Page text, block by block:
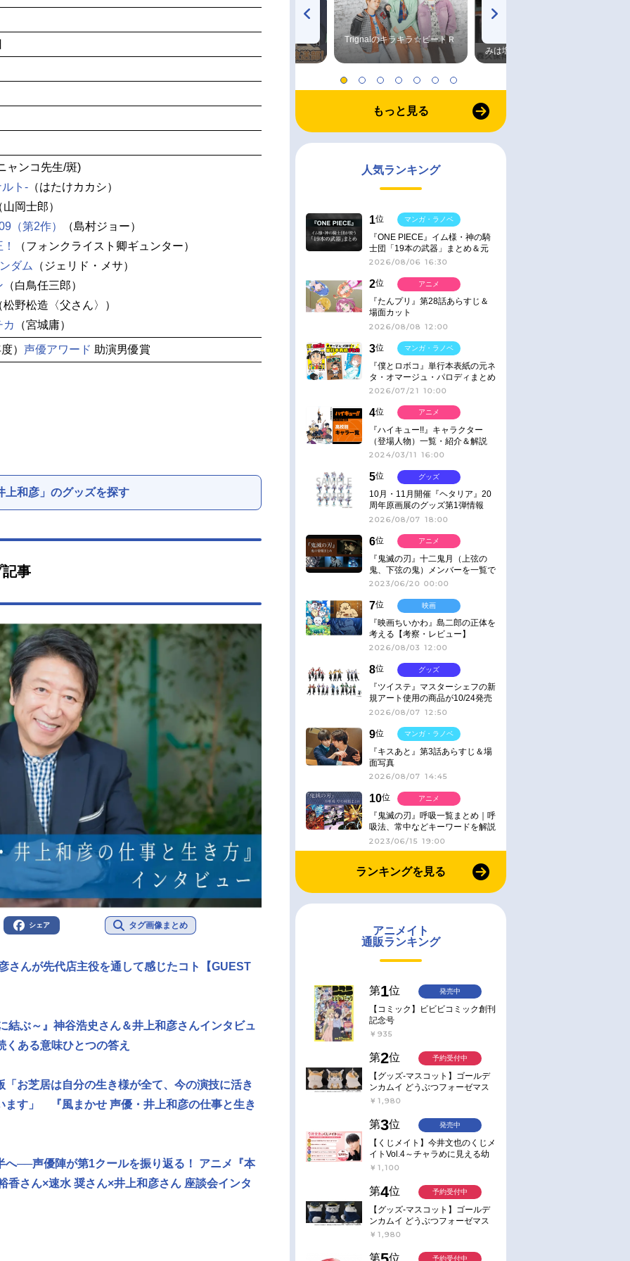
ャンコ先生/斑)
ト- （はたけカカシ）
山岡士郎）
（第2作）
（島村ジョー）
（フォンクライスト卿ギュンター）
ダム
（ジェリド・メサ）
（白鳥任三郎）
松野松造〈父さん〉）
カ
（宮城庸）
） 声優アワード 助演男優賞
上和彦」のグッズを探す
事
シェア タグ画像まとめ
さんが先代店主役を通して感じたコト【GUEST
結ぶ～』神谷浩史さん＆井上和彦さんインタビュ
ある意味ひとつの答え
お芝居は自分の生き様が全て、今の演技に活き
ます」 『風まかせ 声優・井上和彦の仕事と生き
へ──声優陣が第1クールを振り返る！ アニメ『本
香さん×速水 奨さん×井上和彦さん 座談会インタ
Trignalのキラキラ☆ビートＲ
みは塩だけ
もっと見る
人気ランキング
1位
『ONE PIECE』イム様・神の騎
士団「19本の武器」まとめ＆元
ネタ
2026/08/06 16:30
マンガ・ラノベ
2位
『たんプリ』第28話あらすじ＆
場面カット
2026/08/08 12:00
アニメ
3位
『僕とロボコ』単行本表紙の元ネ
タ・オマージュ・パロディまとめ
2026/07/21 10:00
マンガ・ラノベ
4位
『ハイキュー!!』キャラクター
（登場人物）一覧・紹介＆解説
2024/03/11 16:00
アニメ
5位
10月・11月開催『ヘタリア』20
周年原画展のグッズ第1弾情報
2026/08/07 18:00
グッズ
6位
『鬼滅の刃』十二鬼月（上弦の
鬼、下弦の鬼）メンバーを一覧で
紹介＆解説（登場鬼の情報まと
2023/06/20 00:00
アニメ
7位
『映画ちいかわ』島二郎の正体を
考える【考察・レビュー】
2026/08/03 12:00
映画
8位
『ツイステ』マスターシェフの新
規アート使用の商品が10/24発売
2026/08/07 12:50
グッズ
9位
『キスあと』第3話あらすじ＆場
面写真
2026/08/07 14:45
マンガ・ラノベ
10位
『鬼滅の刃』呼吸一覧まとめ｜呼
吸法、常中などキーワードを解説
2023/06/15 19:00
アニメ
ランキングを見る
アニメイト
通販ランキング
第1位
【コミック】ビビビコミック創刊
記念号
￥935
発売中
第2位
【グッズ-マスコット】ゴールデ
ンカムイ どうぶつフォーゼマス
コット 4.尾形百之助【再販】
￥1,980
予約受付中
第3位
【くじメイト】今井文也のくじメ
イトVol.4～チャラめに見える幼
馴染、実は一途で独占欲が強いん
￥1,100
発売中
第4位
【グッズ-マスコット】ゴールデ
ンカムイ どうぶつフォーゼマス
コット 5.月島軍曹【再販】
￥1,980
予約受付中
第 位 予約受付中